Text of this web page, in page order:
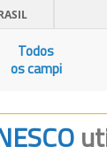
Todos
os campi